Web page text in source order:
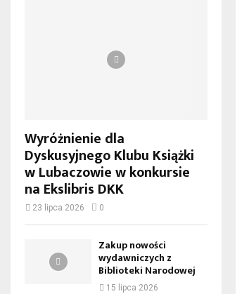
Wyróżnienie dla
Dyskusyjnego Klubu Książki
w Lubaczowie w konkursie
na Ekslibris DKK
23 lipca 2026 0
Zakup nowości
wydawniczych z
Biblioteki Narodowej
15 lipca 2026